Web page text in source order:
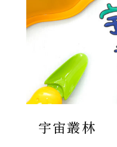
宇宙叢林